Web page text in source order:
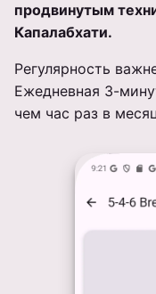
продвинутым
Капалабхати.
Регулярность
Ежедневная 3-
чем час раз в